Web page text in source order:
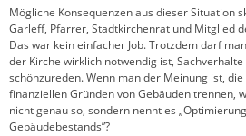
Mögliche Konsequenzen aus dieser Situation
Garleff, Pfarrer, Stadtkirchenrat und Mitglied
Das war kein einfacher Job. Trotzdem darf
der Kirche wirklich notwendig ist,
schönzureden. Wenn man der Meinung ist,
finanziellen Gründen von Gebäuden trennen,
nicht genau so, sondern nennt es
Gebäudebestands”?